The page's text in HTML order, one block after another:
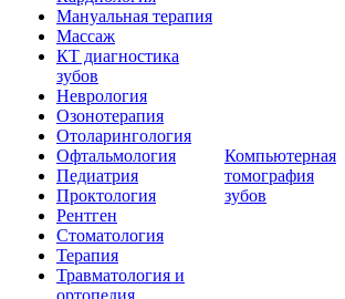
Мануальная терапия
Массаж
КТ диагностика
зубов
Неврология
Озонотерапия
Отоларингология
Офтальмология
Педиатрия
Проктология
Рентген
Стоматология
Терапия
Травматология и
ортопедия
Компьютерная
томография
зубов